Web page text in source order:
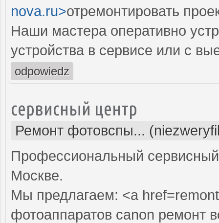
nova.ru>отремонтировать
Наши мастера оперативно
устройства в сервисе или с
odpowiedz
сервисный центр
Ремонт фотовспы...
Профессиональный
Москве.
Мы предлагаем: <a
фотоаппаратов canon ремонт